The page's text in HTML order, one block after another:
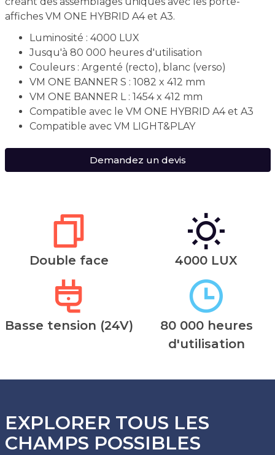
affiches VM ONE HYBRID A4 et A3.
Luminosité : 4000 LUX
Jusqu'à 80 000 heures d'utilisation
Couleurs : Argenté (recto), blanc (verso)
VM ONE BANNER S : 1082 x 412 mm
VM ONE BANNER L : 1454 x 412 mm
Compatible avec le VM ONE HYBRID A4 et A3
Compatible avec VM LIGHT&PLAY
Demandez un devis
Double face 4000 LUX
Basse tension (24V)
80 000 heures
d'utilisation
EXPLORER TOUS LES
CHAMPS POSSIBLES